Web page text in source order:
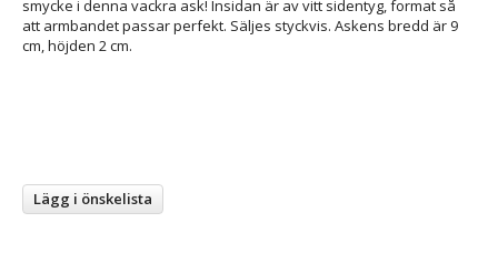
smycke i denna vackra ask! Insidan är av vitt sidentyg, format så
att armbandet passar perfekt. Säljes styckvis. Askens bredd är 9
cm, höjden 2 cm.
Lägg i önskelista